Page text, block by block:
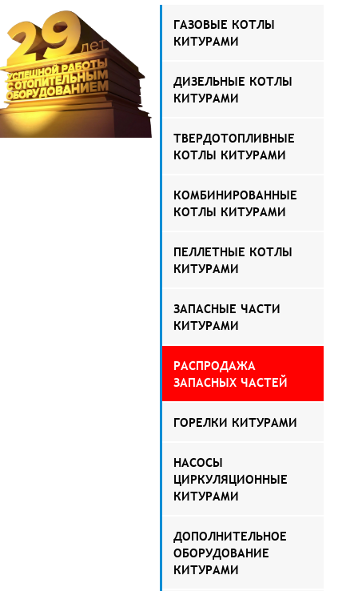
ГАЗОВЫЕ КОТЛЫ
КИТУРАМИ
ДИЗЕЛЬНЫЕ КОТЛЫ
КИТУРАМИ
ТВЕРДОТОПЛИВНЫЕ
КОТЛЫ КИТУРАМИ
КОМБИНИРОВАННЫЕ
КОТЛЫ КИТУРАМИ
ПЕЛЛЕТНЫЕ КОТЛЫ
КИТУРАМИ
ЗАПАСНЫЕ ЧАСТИ
КИТУРАМИ
РАСПРОДАЖА
ЗАПАСНЫХ ЧАСТЕЙ
ГОРЕЛКИ КИТУРАМИ
НАСОСЫ
ЦИРКУЛЯЦИОННЫЕ
КИТУРАМИ
ДОПОЛНИТЕЛЬНОЕ
ОБОРУДОВАНИЕ
КИТУРАМИ